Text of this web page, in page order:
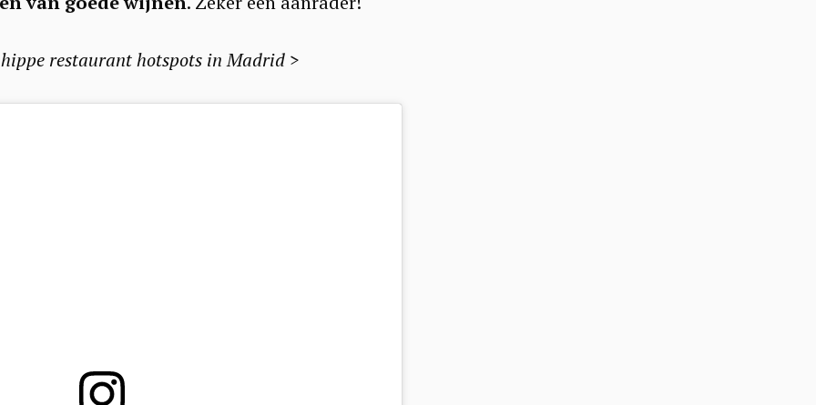
restaurant hotspots in Madrid >